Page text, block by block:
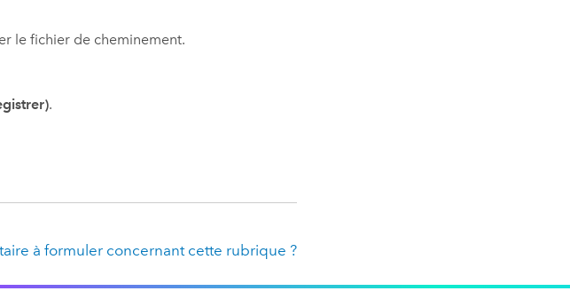
le fichier de cheminement.
.
à formuler concernant cette rubrique ?